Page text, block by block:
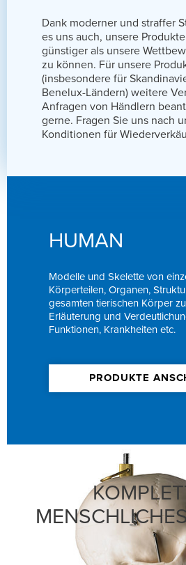
Dank moderner und straffer
es uns auch, unsere
günstiger als unsere
zu können. Für unsere
(insbesondere für
Benelux-Ländern) weitere
Anfragen von Händlern
gerne. Fragen Sie uns nach
Konditionen für
HUMAN
Modelle und Skelette von
Körperteilen, Organen,
gesamten tierischen Körper
Erläuterung und
Funktionen, Krankheiten etc.
PRODUKTE